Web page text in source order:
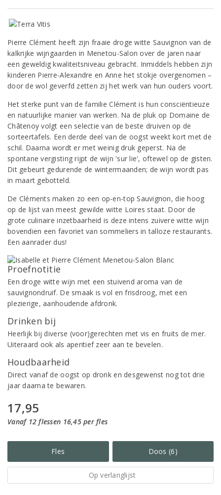
Pierre Clément heeft zijn fraaie droge witte Sauvignon van de
kalkrijke wijngaarden in Menetou-Salon over de jaren naar
een geweldig kwaliteitsniveau gebracht. Inmiddels hebben zijn
kinderen Pierre-Alexandre en Anne het stokje overgenomen –
door de wol geverfd zetten zij het werk van hun ouders voort.
Het sterke punt van de familie Clément is hun consciëntieuze
en natuurlijke manier van werken. Na de pluk op Domaine de
Châtenoy volgt een selectie van de beste druiven op de
sorteertafels. Een derde deel van de oogst weekt kort met de
schil. Daarna wordt er met weinig druk geperst. Na de
spontane vergisting rijpt de wijn 'sur lie', oftewel op de gisten.
Dit gebeurt gedurende de wintermaanden; de wijn wordt pas
in maart gebotteld.
De Cléments maken zo een op-en-top Sauvignon, die hoog
op de lijst van meest gewilde witte Loires staat. Door de
grote culinaire inzetbaarheid is deze intens zuivere witte wijn
bovendien een favoriet van sommeliers in talloze restaurants.
Een aanrader dus!
Proefnotitie
Een droge witte wijn met een stuivend aroma van de
sauvignondruif. De smaak is vol en frisdroog, met een
plezierige, aanhoudende afdronk.
Drinken bij
Heerlijk bij diverse (voor)gerechten met vis en fruits de mer.
Uiteraard ook als aperitief zeer aan te bevelen.
Houdbaarheid
Direct vanaf de oogst op dronk en desgewenst nog tot drie
jaar daarna te bewaren.
17,95
Vanaf 12 flessen 16,45 per fles
Fles Doos (6)
Op verlanglijst